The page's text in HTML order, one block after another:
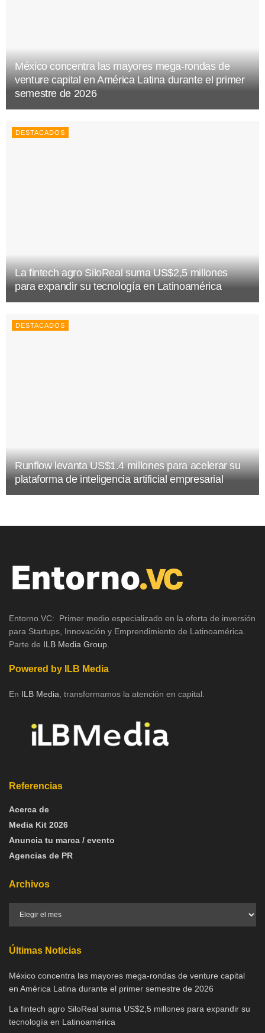
México concentra las mayores mega-rondas de
venture capital en América Latina durante el primer
semestre de 2026
DESTACADOS
La fintech agro SiloReal suma US$2,5 millones
para expandir su tecnología en Latinoamérica
DESTACADOS
Runflow levanta US$1.4 millones para acelerar su
plataforma de inteligencia artificial empresarial
Entorno.VC: Primer medio especializado en la oferta de inversión
para Startups, Innovación y Emprendimiento de Latinoamérica.
Parte de ILB Media Group
Powered by ILB Media
En ILB Media , transformamos la atención en capital.
Referencias
Acerca de
Media Kit 2026
Anuncia tu marca / evento
Agencias de PR
Archivos
Últimas Noticias
México concentra las mayores mega-rondas de venture capital
en América Latina durante el primer semestre de 2026
La fintech agro SiloReal suma US$2,5 millones para expandir su
tecnología en Latinoamérica